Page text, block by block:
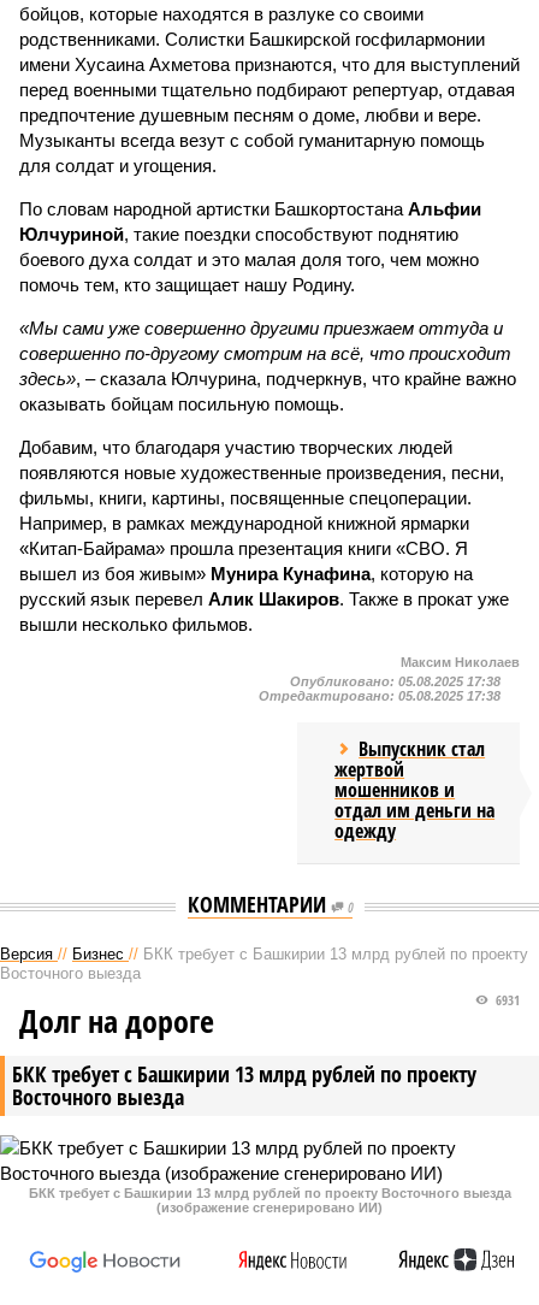
бойцов, которые находятся в разлуке со своими
родственниками. Солистки Башкирской госфилармонии
имени Хусаина Ахметова признаются, что для выступлений
перед военными тщательно подбирают репертуар, отдавая
предпочтение душевным песням о доме, любви и вере.
Музыканты всегда везут с собой гуманитарную помощь
для солдат и угощения.
По словам народной артистки Башкортостана Альфии
Юлчуриной, такие поездки способствуют поднятию
боевого духа солдат и это малая доля того, чем можно
помочь тем, кто защищает нашу Родину.
«Мы сами уже совершенно другими приезжаем оттуда и
совершенно по-другому смотрим на всё, что происходит
здесь», – сказала Юлчурина, подчеркнув, что крайне важно
оказывать бойцам посильную помощь.
Добавим, что благодаря участию творческих людей
появляются новые художественные произведения, песни,
фильмы, книги, картины, посвященные спецоперации.
Например, в рамках международной книжной ярмарки
«Китап-Байрама» прошла презентация книги «СВО. Я
вышел из боя живым» Мунира Кунафина, которую на
русский язык перевел Алик Шакиров. Также в прокат уже
вышли несколько фильмов.
Максим Николаев
Опубликовано: 05.08.2025 17:38
Отредактировано: 05.08.2025 17:38
Выпускник стал
жертвой
мошенников и
отдал им деньги на
одежду
КОММЕНТАРИИ 0
Версия // Бизнес // БКК требует с Башкирии 13 млрд рублей по проекту
Восточного выезда
БКК требует с Башкирии 13 млрд рублей по проекту
Восточного выезда
6931
Долг на дороге
БКК требует с Башкирии 13 млрд рублей по проекту Восточного выезда
(изображение сгенерировано ИИ)